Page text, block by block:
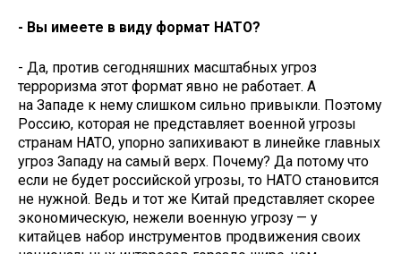
- Вы имеете в виду формат НАТО?
- Да, против сегодняшних масштабных угроз
терроризма этот формат явно не работает. А
на Западе к нему слишком сильно привыкли. Поэтому
Россию, которая не представляет военной угрозы
странам НАТО, упорно запихивают в линейке главных
угроз Западу на самый верх. Почему? Да потому что
если не будет российской угрозы, то НАТО становится
не нужной. Ведь и тот же Китай представляет скорее
экономическую, нежели военную угрозу — у
китайцев набор инструментов продвижения своих